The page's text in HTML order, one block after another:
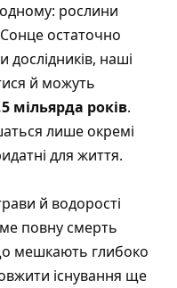
рослини
остаточно
наші
й можуть
мільярда років.
лише окремі
для життя.
й водорості
повну смерть
мешкають глибоко
існування ще